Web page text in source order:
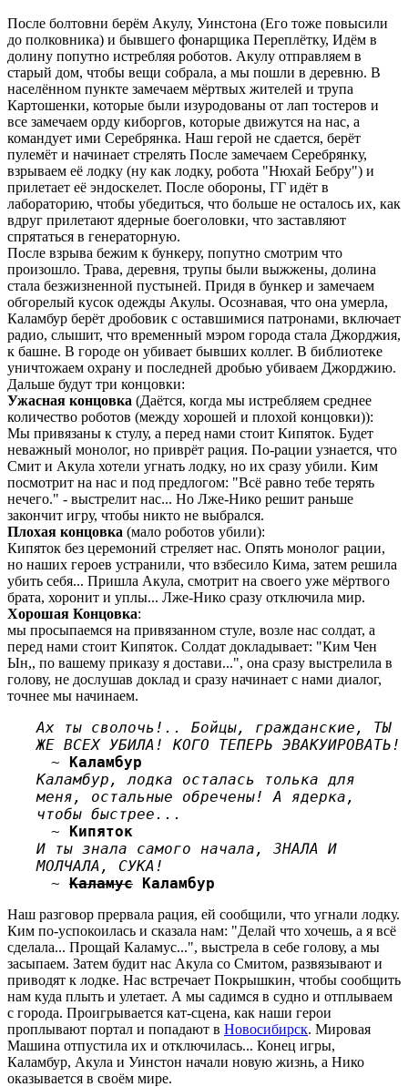
После болтовни берём Акулу, Уинстона (Его тоже повысили
до полковника) и бывшего фонарщика Переплётку, Идём в
долину попутно истребляя роботов. Акулу отправляем в
старый дом, чтобы вещи собрала, а мы пошли в деревню. В
населённом пункте замечаем мёртвых жителей и трупа
Картошенки, которые были изуродованы от лап тостеров и
все замечаем орду киборгов, которые движутся на нас, а
командует ими Серебрянка. Наш герой не сдается, берёт
пулемёт и начинает стрелять После замечаем Серебрянку,
взрываем её лодку (ну как лодку, робота "Нюхай Бебру") и
прилетает её эндоскелет. После обороны, ГГ идёт в
лабораторию, чтобы убедиться, что больше не осталось их, как
вдруг прилетают ядерные боеголовки, что заставляют
спрятаться в генераторную.
После взрыва бежим к бункеру, попутно смотрим что
произошло. Трава, деревня, трупы были выжжены, долина
стала безжизненной пустыней. Придя в бункер и замечаем
обгорелый кусок одежды Акулы. Осознавая, что она умерла,
Каламбур берёт дробовик с оставшимися патронами, включает
радио, слышит, что временный мэром города стала Джорджия,
к башне. В городе он убивает бывших коллег. В библиотеке
уничтожаем охрану и последней дробью убиваем Джорджию.
Дальше будут три концовки:
Ужасная концовка (Даётся, когда мы истребляем среднее
количество роботов (между хорошей и плохой концовки)):
Мы привязаны к стулу, а перед нами стоит Кипяток. Будет
неважный монолог, но приврёт рация. По-рации узнается, что
Смит и Акула хотели угнать лодку, но их сразу убили. Ким
посмотрит на нас и под предлогом: "Всё равно тебе терять
нечего." - выстрелит нас... Но Лже-Нико решит раньше
закончит игру, чтобы никто не выбрался.
Плохая концовка (мало роботов убили):
Кипяток без церемоний стреляет нас. Опять монолог рации,
но наших героев устранили, что взбесило Кима, затем решила
убить себя... Пришла Акула, смотрит на своего уже мёртвого
брата, хоронит и уплы... Лже-Нико сразу отключила мир.
Хорошая Концовка:
мы просыпаемся на привязанном стуле, возле нас солдат, а
перед нами стоит Кипяток. Солдат докладывает: "Ким Чен
Ын,, по вашему приказу я достави...", она сразу выстрелила в
голову, не дослушав доклад и сразу начинает с нами диалог,
точнее мы начинаем.
Ах ты сволочь!.. Бойцы, гражданские, ТЫ
ЖЕ ВСЕХ УБИЛА! КОГО ТЕПЕРЬ ЭВАКУИРОВАТЬ!
~ Каламбур
Каламбур, лодка осталась толька для
меня, остальные обречены! А ядерка,
чтобы быстрее...
~ Кипяток
И ты знала самого начала, ЗНАЛА И
МОЛЧАЛА, СУКА!
~ Каламус Каламбур
Наш разговор прервала рация, ей сообщили, что угнали лодку.
Ким по-успокоилась и сказала нам: "Делай что хочешь, а я всё
сделала... Прощай Каламус...", выстрела в себе голову, а мы
засыпаем. Затем будит нас Акула со Смитом, развязывают и
приводят к лодке. Нас встречает Покрышкин, чтобы сообщить
нам куда плыть и улетает. А мы садимся в судно и отплываем
с города. Проигрывается кат-сцена, как наши герои
проплывают портал и попадают в Новосибирск. Мировая
Машина отпустила их и отключилась... Конец игры,
Каламбур, Акула и Уинстон начали новую жизнь, а Нико
оказывается в своём мире.